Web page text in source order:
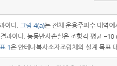
이다. 그림 4(a)는 전체 운용주파수 대역
과이다. 능동반사손실은 조향각 평균 −10
표 1은 안테나복사소자조립체의 설계 목표